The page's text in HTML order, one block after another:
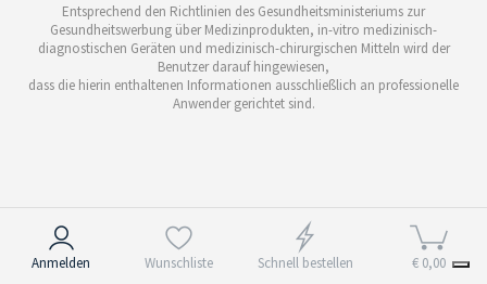
Anmelden Wunschliste Schnell bestellen € 0,00
Entsprechend den Richtlinien des Gesundheitsministeriums zur
Gesundheitswerbung über Medizinprodukten, in-vitro medizinisch-
diagnostischen Geräten und medizinisch-chirurgischen Mitteln wird der
Benutzer darauf hingewiesen,
dass die hierin enthaltenen Informationen ausschließlich an professionelle
Anwender gerichtet sind.
Hinweis bei Erhebung